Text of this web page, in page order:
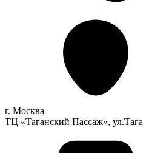
г. Москва
ТЦ «Таганский Пассаж»,